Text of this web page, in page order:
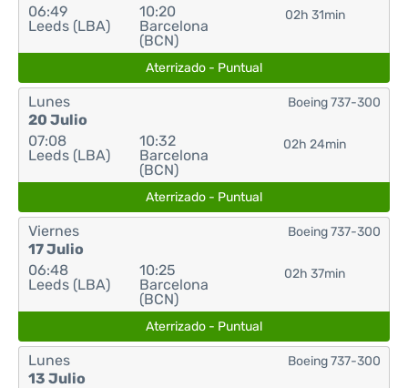
06:49
Leeds (LBA)
10:20
Barcelona
(BCN)
02h 31min
Aterrizado - Puntual
Lunes
20 Julio
07:08
Leeds (LBA)
10:32
Barcelona
(BCN)
02h 24min
Boeing 737-300
Aterrizado - Puntual
Viernes
17 Julio
06:48
Leeds (LBA)
10:25
Barcelona
(BCN)
02h 37min
Boeing 737-300
Aterrizado - Puntual
Lunes
13 Julio
Boeing 737-300